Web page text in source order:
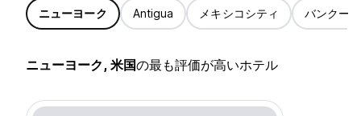
ニューヨーク Antigua メキシコシティ バンクー
ニューヨーク, 米国の最も評価が高いホテル